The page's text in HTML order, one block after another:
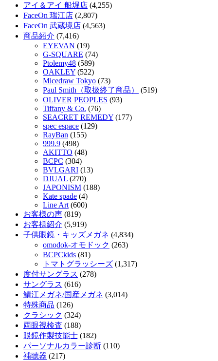
アイ＆アイ 船堀店 (4,255)
FaceOn 瑞江店 (2,807)
FaceOn 武蔵境店 (4,563)
商品紹介 (7,416)
EYEVAN (19)
G-SQUARE (74)
Ptolemy48 (589)
OAKLEY (522)
Micedraw Tokyo (73)
Paul Smith（取扱終了商品）
(519)
OLIVER PEOPLES (93)
Tiffany & Co. (76)
SEACRET REMEDY (177)
spec ēspace (129)
RayBan (155)
999.9 (498)
AKITTO (48)
BCPC (304)
BVLGARI (13)
DJUAL (270)
JAPONISM (188)
Kate spade (4)
Line Art (600)
お客様の声 (819)
お客様紹介 (5,919)
子供眼鏡・キッズメガネ (4,834)
omodok-オモドック (263)
BCPCkids (81)
トマトグラッシーズ (1,317)
度付サングラス (278)
サングラス (616)
鯖江メガネ/国産メガネ (3,014)
特殊商品 (126)
クラシック (324)
両眼視検査 (188)
眼鏡作製技能士 (182)
パーソナルカラー診断 (110)
補聴器 (217)